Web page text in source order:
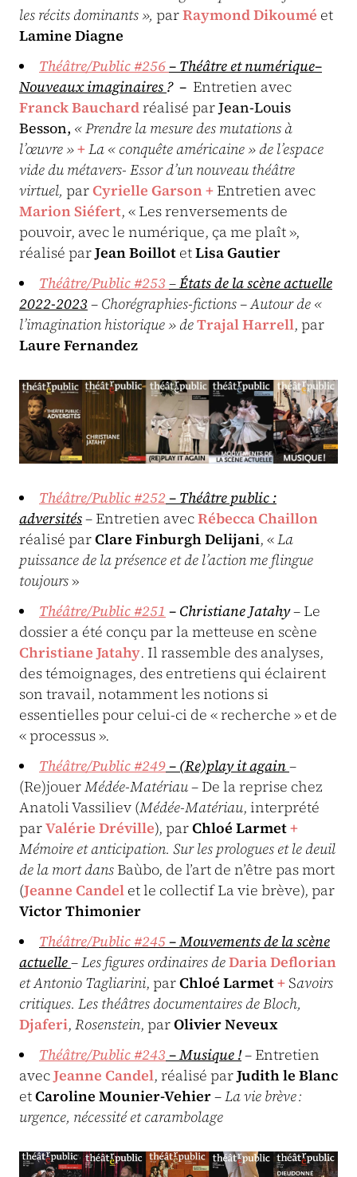
les récits dominants », parRaymond Dikoumé et
Lamine Diagne
Théâtre/Public #256– Théâtre et numérique–
Nouveaux imaginaires ? – Entretien avec
Franck Bauchardréalisé parJean-Louis
Besson, « Prendre la mesure des mutations à
l’œuvre »+La « conquête américaine » de l’espace
vide du métavers- Essor d’un nouveau théâtre
virtuel, parCyrielle Garson+ Entretien avec
Marion Siéfert, « Les renversements de
pouvoir, avec le numérique, ça me plaît »,
réalisé parJean Boillot etLisa Gautier
Théâtre/Public #253 –États de la scène actuelle
2022-2023– Chorégraphies-fictions – Autour de «
l’imagination historique » deTrajal Harrell, par
Laure Fernandez
Théâtre/Public #252 – Théâtre public :
adversités– Entretien avecRébecca Chaillon
réalisé parClare Finburgh Delijani, «La
puissance de la présence et de l’action me flingue
toujours»
Théâtre/Public #251 – Christiane Jatahy– Le
dossier a été conçu par la metteuse en scène
Christiane Jatahy. Il rassemble des analyses,
des témoignages, des entretiens qui éclairent
son travail, notamment les notions si
essentielles pour celui-ci de « recherche » et de
« processus ».
Théâtre/Public #249– (Re)play it again–
(Re)jouerMédée-Matériau– De la reprise chez
Anatoli Vassiliev (Médée-Matériau, interprété
parValérie Dréville), parChloé Larmet+
Mémoire et anticipation. Sur les prologues et le deuil
de la mort dans Baùbo, de l’art de n’être pas mort
(Jeanne Candel et le collectif La vie brève), par
Victor Thimonier
Théâtre/Public #245– Mouvements de la scène
actuelle–Les figures ordinaires deDaria Deflorian
et Antonio Tagliarini, parChloé Larmet+Savoirs
critiques. Les théâtres documentaires de Bloch,
Djaferi, Rosenstein, parOlivier Neveux
Théâtre/Public #243 – Musique !– Entretien
avecJeanne Candel, réalisé parJudith le Blanc
etCaroline Mounier-Vehier–La vie brève :
urgence, nécessité et carambolage